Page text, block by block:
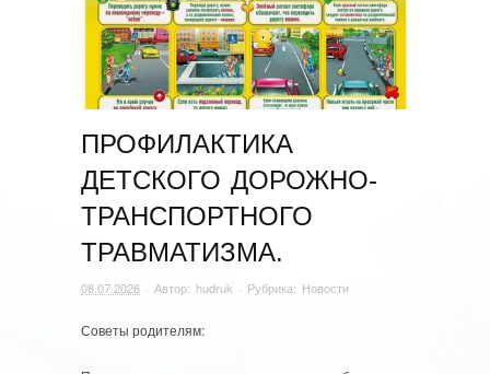
ПРОФИЛАКТИКА
ДЕТСКОГО ДОРОЖНО-
ТРАНСПОРТНОГО
ТРАВМАТИЗМА.
08.07.2026 · Автор: hudruk · Рубрика: Новости
Советы родителям: